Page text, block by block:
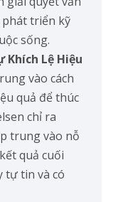
phát triển kỹ
sống.
Khích Lệ Hiệu
vào cách
quả để thúc
chỉ ra
trung vào nỗ
quả cuối
tự tin và có